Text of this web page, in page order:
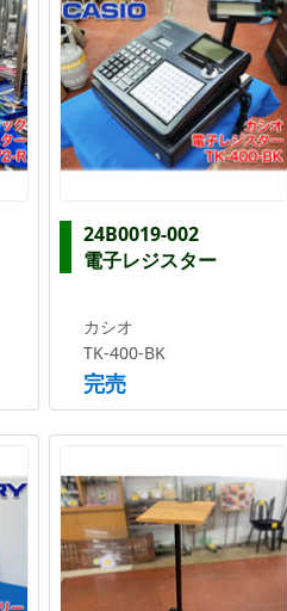
24B0019-002
電子レジスター
カシオ
TK-400-BK
完売